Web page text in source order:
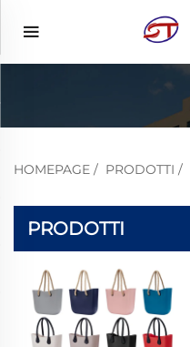
HOMEPAGE / PRODOTTI /
PRODOTTI